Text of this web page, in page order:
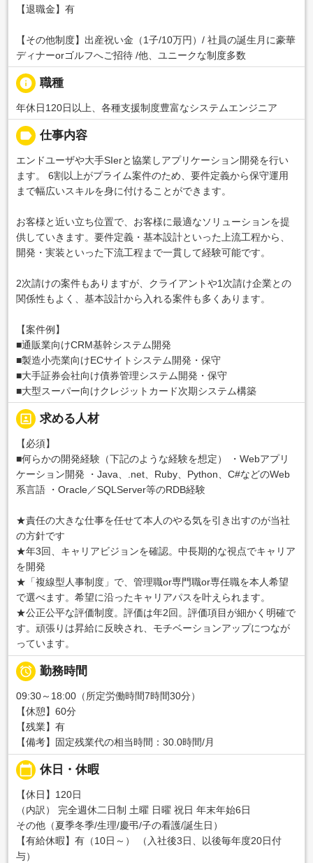
【退職金】有
【その他制度】出産祝い金（1子/10万円）/ 社員の誕生月に豪華
ディナーorゴルフへご招待 /他、ユニークな制度多数
info 職種
年休日120日以上、各種支援制度豊富なシステムエンジニア
label 仕事内容
エンドユーザや大手SIerと協業しアプリケーション開発を行い
ます。 6割以上がプライム案件のため、要件定義から保守運用
まで幅広いスキルを身に付けることができます。
お客様と近い立ち位置で、お客様に最適なソリューションを提
供していきます。要件定義・基本設計といった上流工程から、
開発・実装といった下流工程まで一貫して経験可能です。
2次請けの案件もありますが、クライアントや1次請け企業との
関係性もよく、基本設計から入れる案件も多くあります。
【案件例】
■通販業向けCRM基幹システム開発
■製造小売業向けECサイトシステム開発・保守
■大手証券会社向け債券管理システム開発・保守
■大型スーパー向けクレジットカード次期システム構築
portrait 求める人材
【必須】
■何らかの開発経験（下記のような経験を想定） ・Webアプリ
ケーション開発 ・Java、.net、Ruby、Python、C#などのWeb
系言語 ・Oracle／SQLServer等のRDB経験
★責任の大きな仕事を任せて本人のやる気を引き出すのが当社
の方針です
★年3回、キャリアビジョンを確認。中長期的な視点でキャリア
を開発
★「複線型人事制度」で、管理職or専門職or専任職を本人希望
で選べます。希望に沿ったキャリアパスを叶えられます。
★公正公平な評価制度。評価は年2回。評価項目が細かく明確で
す。頑張りは昇給に反映され、モチベーションアップにつなが
っています。
 勤務時間
09:30～18:00（所定労働時間7時間30分）
【休憩】60分
【残業】有
【備考】固定残業代の相当時間：30.0時間/月
calendar_today 休日・休暇
【休日】120日
（内訳） 完全週休二日制 土曜 日曜 祝日 年末年始6日
その他（夏季冬季/生理/慶弔/子の看護/誕生日）
【有給休暇】有（10日～） （入社後3日、以後毎年度20日付
与）